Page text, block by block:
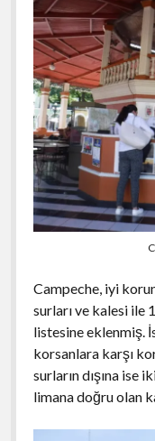
Campeche, iyi
surları ve kalesi ile
listesine eklenmiş.
korsanlara karşı
surların dışına ise
limana doğru olan